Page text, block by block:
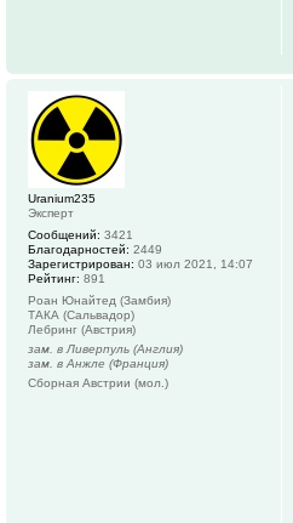
Uranium235
Эксперт
Сообщений: 3421
Благодарностей: 2449
Зарегистрирован: 03 июл 2021, 14:07
Рейтинг: 891
Роан Юнайтед (Замбия)
ТАКА (Сальвадор)
Лебринг (Австрия)
зам. в Ливерпуль (Англия)
зам. в Анжле (Франция)
Сборная Австрии (мол.)